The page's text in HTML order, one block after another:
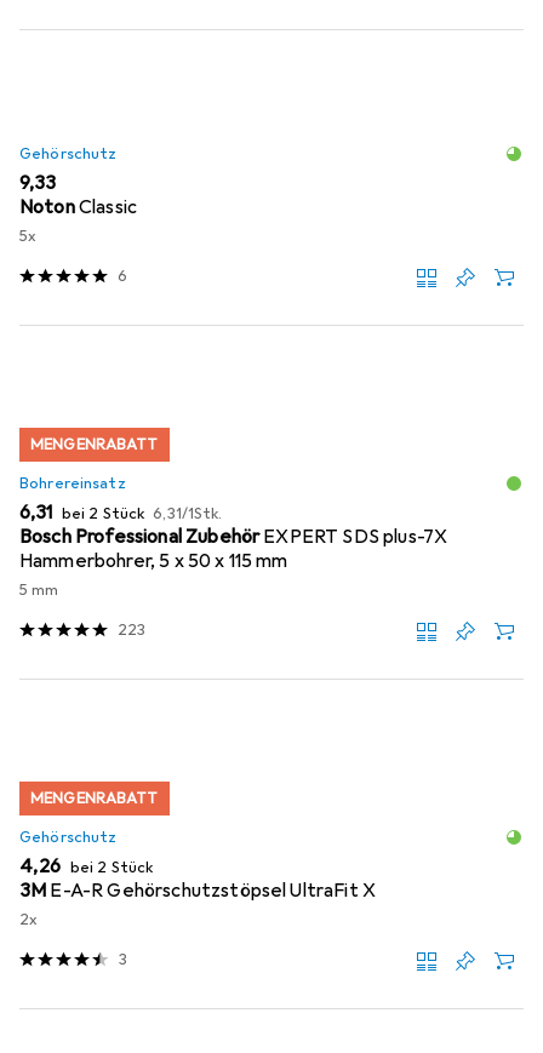
Gehörschutz
EUR
9,33
NotonClassic
5x
6
MENGENRABATT
Bohrereinsatz
EUR
6,31 bei 2 Stück EUR
6,31/1Stk.
Bosch Professional ZubehörEXPERT SDS plus-7X
Hammerbohrer, 5 x 50 x 115 mm
5 mm
223
MENGENRABATT
Gehörschutz
EUR
4,26 bei 2 Stück
3M E-A-R Gehörschutzstöpsel UltraFit X
2x
3